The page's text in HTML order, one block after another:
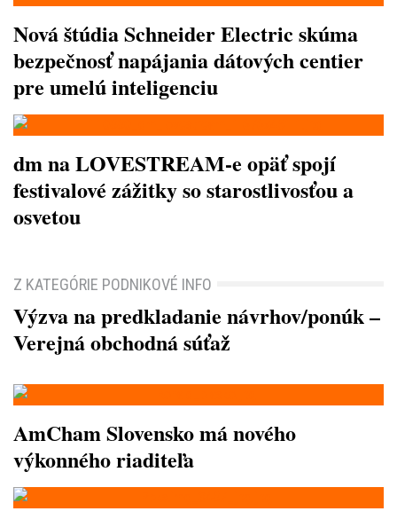
Nová štúdia Schneider Electric skúma
bezpečnosť napájania dátových centier
pre umelú inteligenciu
dm na LOVESTREAM-e opäť spojí
festivalové zážitky so starostlivosťou a
osvetou
Z KATEGÓRIE PODNIKOVÉ INFO
Výzva na predkladanie návrhov/ponúk –
Verejná obchodná súťaž
AmCham Slovensko má nového
výkonného riaditeľa